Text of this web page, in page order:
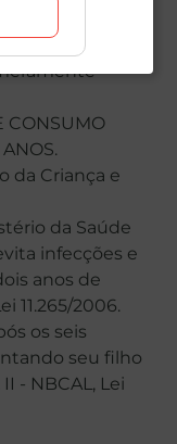
são válidas
alterações
CONSUMO
da Criança e
da Saúde
infecções e
anos de
11.265/2006.
os seis
seu filho
- NBCAL, Lei